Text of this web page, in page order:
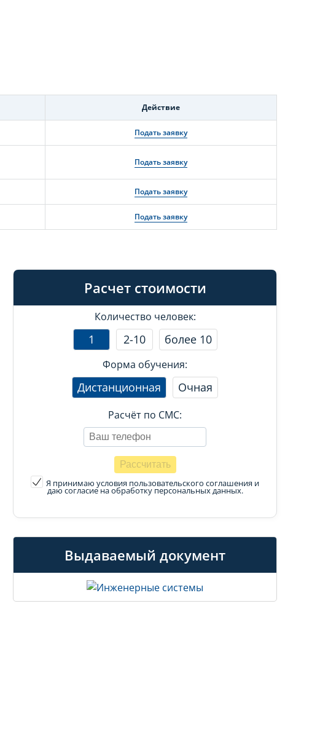
Действие
Подать заявку
Подать заявку
Подать заявку
Подать заявку
Расчет стоимости
Количество человек:
1 2-10 более 10
Форма обучения:
Дистанционная Очная
Расчёт по СМС:
Я принимаю условия пользовательского соглашения и
даю согласие на обработку персональных данных.
Выдаваемый документ